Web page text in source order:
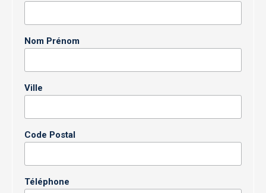
Nom Prénom
Ville
Code Postal
Téléphone